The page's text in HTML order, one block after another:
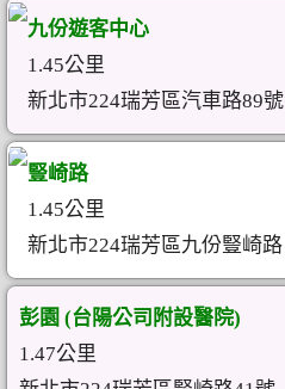
九份遊客中心
1.45公里
新北市224瑞芳區汽車路89號
豎崎路
1.45公里
新北市224瑞芳區九份豎崎路
彭園 (台陽公司附設醫院)
1.47公里